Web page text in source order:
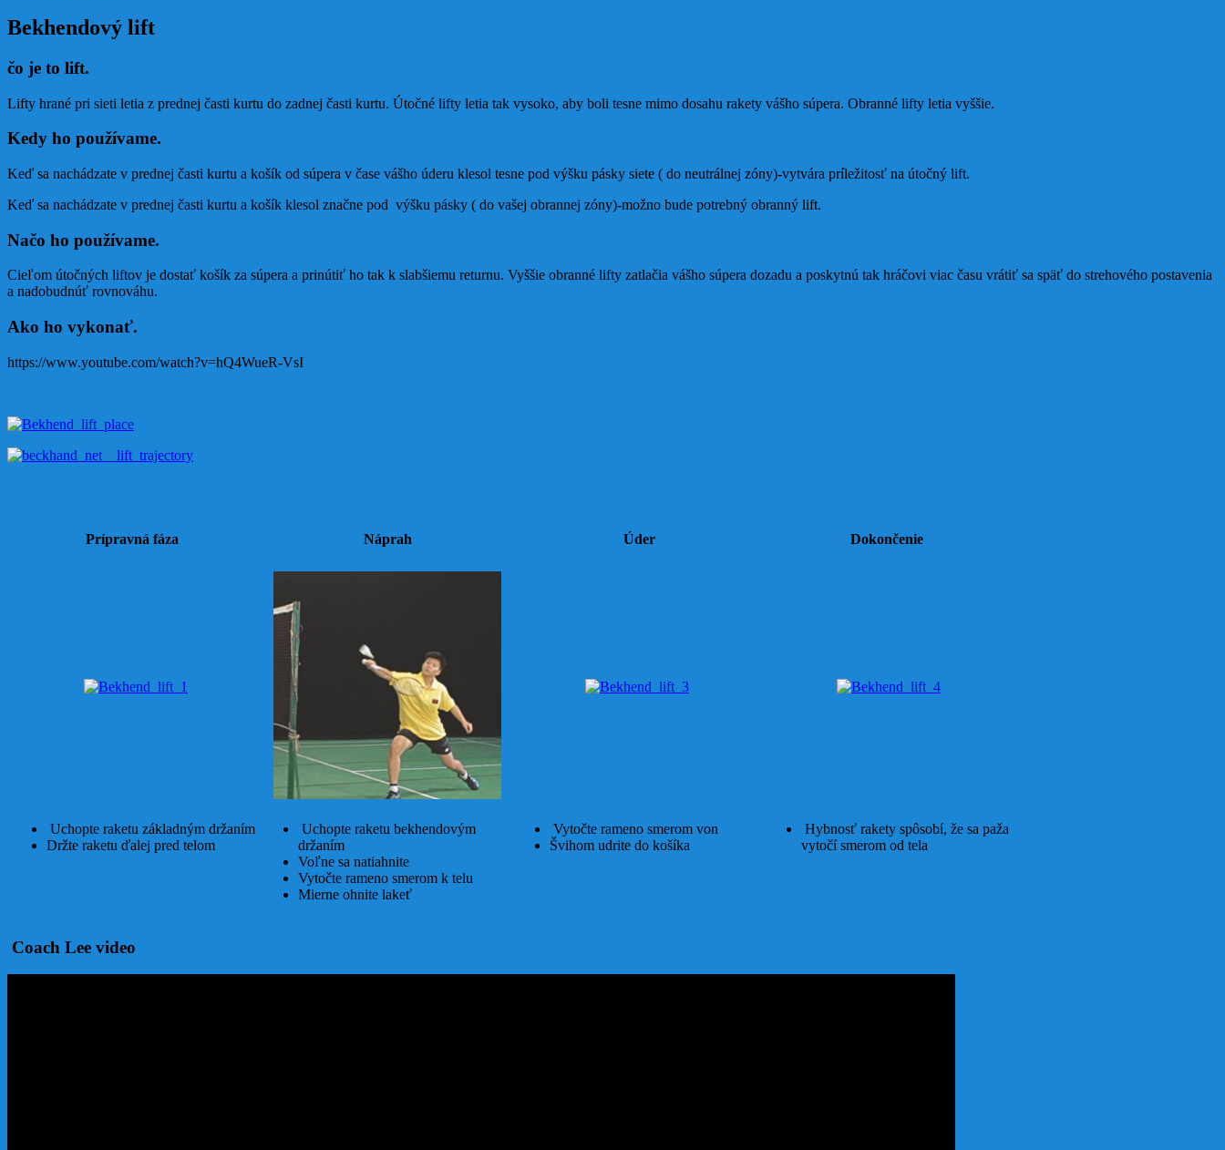
Bekhendový lift
čo je to lift.
Lifty hrané pri sieti letia z prednej časti kurtu do zadnej časti kurtu. Útočné lifty letia tak vysoko, aby boli tesne mimo dosahu rakety vášho súpera. Obranné lifty letia vyššie.
Kedy ho používame.
Keď sa nachádzate v prednej časti kurtu a košík od súpera v čase vášho úderu klesol tesne pod výšku pásky siete ( do neutrálnej zóny)-vytvára príležitosť na útočný lift.
Keď sa nachádzate v prednej časti kurtu a košík klesol značne pod výšku pásky ( do vašej obrannej zóny)-možno bude potrebný obranný lift.
Načo ho používame.
Cieľom útočných liftov je dostať košík za súpera a prinútiť ho tak k slabšiemu returnu. Vyššie obranné lifty zatlačia vášho súpera dozadu a poskytnú tak hráčovi viac času vrátiť sa späť do strehového postavenia
a nadobudnúť rovnováhu.
Ako ho vykonať.
https://www.youtube.com/watch?v=hQ4WueR-VsI
Prípravná fáza Náprah Úder Dokončenie
Uchopte raketu základným držaním
Držte raketu ďalej pred telom
Uchopte raketu bekhendovým
držaním
Voľne sa natiahnite
Vytočte rameno smerom k telu
Mierne ohnite lakeť
Vytočte rameno smerom von
Švihom udrite do košíka
Hybnosť rakety spôsobí, že sa paža
vytočí smerom od tela
Coach Lee video